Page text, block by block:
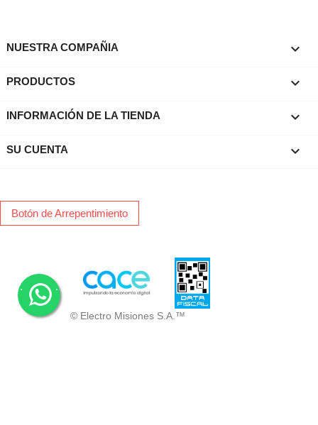
NUESTRA COMPAÑIA 
PRODUCTOS 
INFORMACIÓN DE LA TIENDA keyboard_arrow_down
SU CUENTA 
Botón de Arrepentimiento
© Electro Misiones S.A.™
. .